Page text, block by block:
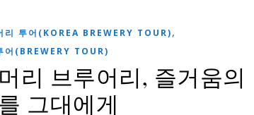
리 투어(KOREA BREWERY TOUR),
어(BREWERY TOUR)
리 브루어리, 즐거움의
그대에게